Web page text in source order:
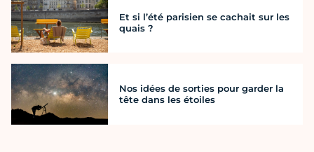
Et si l’été parisien se cachait sur les
quais ?
Nos idées de sorties pour garder la
tête dans les étoiles